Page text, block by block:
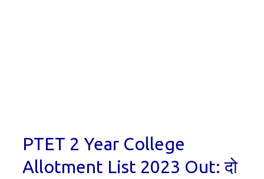
PTET 2 Year College
Allotment List 2023 Out: दो